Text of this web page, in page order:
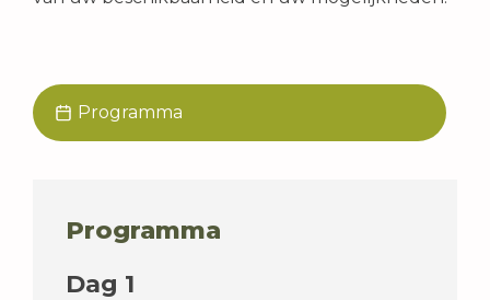
Programma
Programma
Dag 1